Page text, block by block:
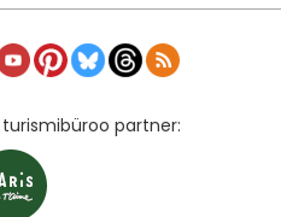
turismibüroo partner: